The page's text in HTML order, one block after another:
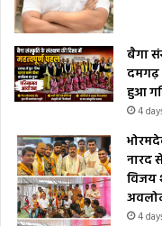
बैगा
दमगढ़
हुआ
4
नारद
विजय
4